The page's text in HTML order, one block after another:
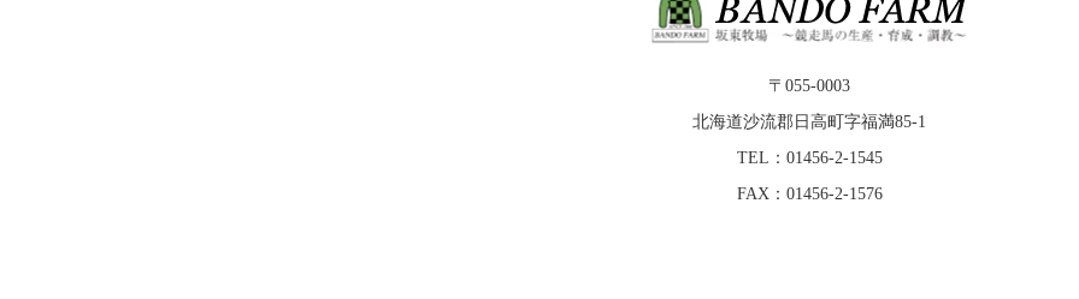
〒055-0003
北海道沙流郡日高町字福満85-1
TEL：01456-2-1545
FAX：01456-2-1576